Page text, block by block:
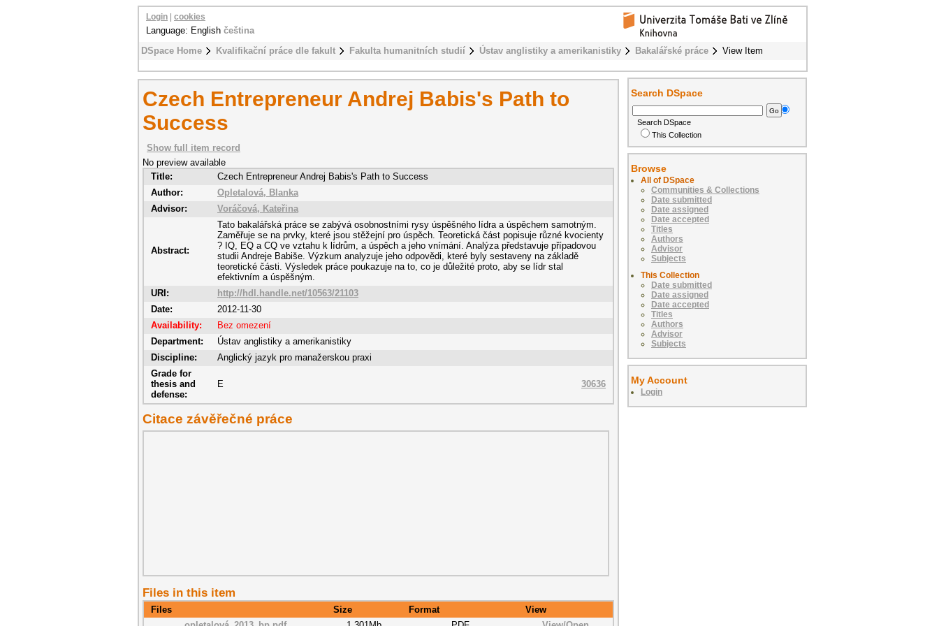
DSpace Home Kvalifikační práce dle fakult Fakulta humanitních studií Ústav anglistiky a amerikanistiky Bakalářské práce View Item
Login cookies
Language: English čeština
Czech Entrepreneur Andrej Babis's Path to
Success
Show full item record
No preview available
Title:
Czech Entrepreneur Andrej Babis's Path to Success
Author:
Opletalová, Blanka
Advisor:
Voráčová, Kateřina
Abstract:
Tato bakalářská práce se zabývá osobnostními rysy úspěšného lídra a úspěchem samotným.
Zaměřuje se na prvky, které jsou stěžejní pro úspěch. Teoretická část popisuje různé kvocienty
? IQ, EQ a CQ ve vztahu k lídrům, a úspěch a jeho vnímání. Analýza představuje případovou
studii Andreje Babiše. Výzkum analyzuje jeho odpovědi, které byly sestaveny na základě
teoretické části. Výsledek práce poukazuje na to, co je důležité proto, aby se lídr stal
efektivním a úspěšným.
URI:
http://hdl.handle.net/10563/21103
Date:
2012-11-30
Availability:
Bez omezení
Department:
Ústav anglistiky a amerikanistiky
Discipline:
Anglický jazyk pro manažerskou praxi
Grade for
thesis and
defense:
E 30636
Citace závěřečné práce
Files in this item
Files Size Format
View
Search DSpace
Search DSpace
This Collection
Browse
All of DSpace
Communities & Collections
Date submitted
Date assigned
Date accepted
Titles
Authors
Advisor
Subjects
This Collection
Date submitted
Date assigned
Date accepted
Titles
Authors
Advisor
Subjects
My Account
Login